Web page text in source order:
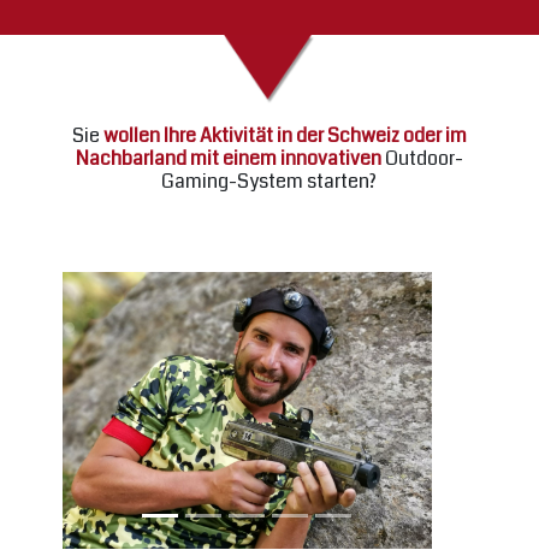
Siewollen Ihre Aktivität in der Schweiz oder im
Nachbarland mit einem innovativenOutdoor-
Gaming-System starten?
Previous